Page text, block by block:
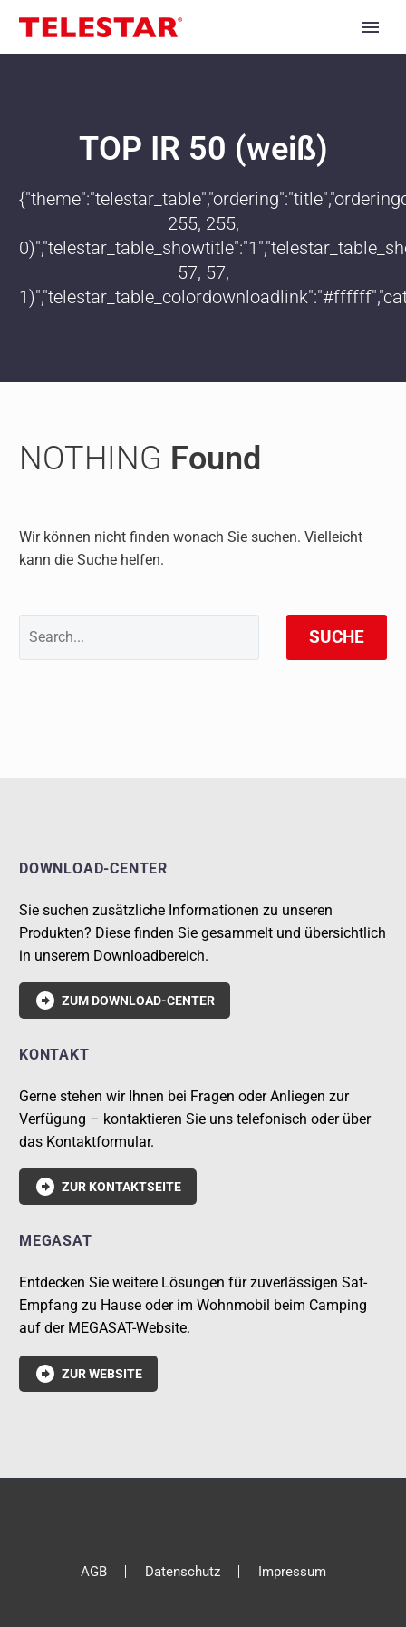
TOP IR 50 (weiß)
255, 255,
57, 57,
NOTHING Found
Wir können nicht finden wonach Sie suchen. Vielleicht
kann die Suche helfen.
SUCHE
DOWNLOAD-CENTER
Sie suchen zusätzliche Informationen zu unseren
Produkten? Diese finden Sie gesammelt und übersichtlich
in unserem Downloadbereich.
 ZUM DOWNLOAD-CENTER
KONTAKT
Gerne stehen wir Ihnen bei Fragen oder Anliegen zur
Verfügung – kontaktieren Sie uns telefonisch oder über
das Kontaktformular.
 ZUR KONTAKTSEITE
MEGASAT
Entdecken Sie weitere Lösungen für zuverlässigen Sat-
Empfang zu Hause oder im Wohnmobil beim Camping
auf der MEGASAT-Website.
 ZUR WEBSITE
AGB Datenschutz Impressum